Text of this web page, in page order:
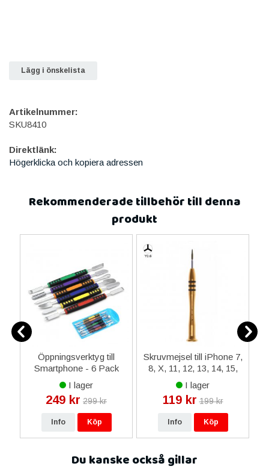
Lägg i önskelista
Artikelnummer:
SKU8410
Direktlänk:
Högerklicka och kopiera adressen
Rekommenderade tillbehör till denna
produkt
Öppningsverktyg till
Smartphone - 6 Pack
I lager
249 kr 299 kr
Info Köp
Skruvmejsel till iPhone 7,
8, X, 11, 12, 13, 14, 15,
Apple Watch
I lager
119 kr 199 kr
Info Köp
Du kanske också gillar